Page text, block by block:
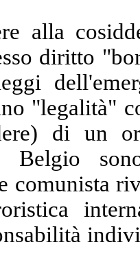
alla
diritto
"legalità"
di un
Belgio
comunista